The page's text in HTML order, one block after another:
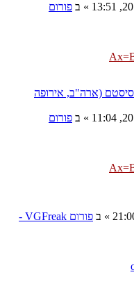
» ב פורום
(ארה"ב, אירופה
» ב פורום
» ב
פורום VGFreak -